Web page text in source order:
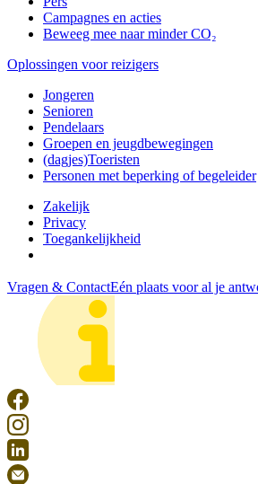
Campagnes en acties
Beweeg mee naar minder CO₂
Oplossingen voor reizigers
Jongeren
Senioren
Pendelaars
Groepen en jeugdbewegingen
(dagjes)Toeristen
Personen met beperking of begeleider
Zakelijk
Privacy
Toegankelijkheid
Vragen & ContactEén plaats voor al je